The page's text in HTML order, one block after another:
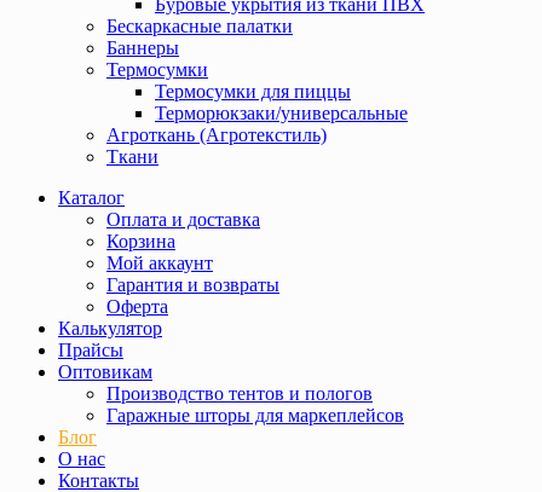
Бескаркасные палатки
Баннеры
Термосумки
Термосумки для пиццы
Терморюкзаки/универсальные
Агроткань (Агротекстиль)
Ткани
Каталог
Оплата и доставка
Корзина
Мой аккаунт
Гарантия и возвраты
Оферта
Калькулятор
Прайсы
Оптовикам
Производство тентов и пологов
Гаражные шторы для маркеплейсов
Блог
О нас
Контакты